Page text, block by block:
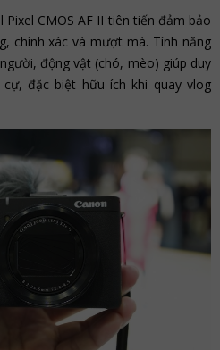
CMOS AF II tiên tiến đảm bảo
chính xác và mượt mà. Tính năng
động vật (chó, mèo) giúp duy
đặc biệt hữu ích khi quay vlog